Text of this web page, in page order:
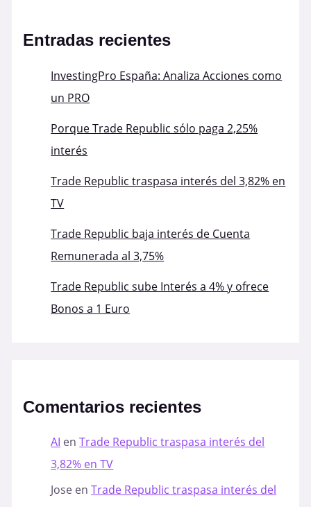
Entradas recientes
InvestingPro España: Analiza Acciones como
un PRO
Porque Trade Republic sólo paga 2,25%
interés
Trade Republic traspasa interés del 3,82% en
TV
Trade Republic baja interés de Cuenta
Remunerada al 3,75%
Trade Republic sube Interés a 4% y ofrece
Bonos a 1 Euro
Comentarios recientes
AI enTrade Republic traspasa interés del
3,82% en TV
Jose enTrade Republic traspasa interés del